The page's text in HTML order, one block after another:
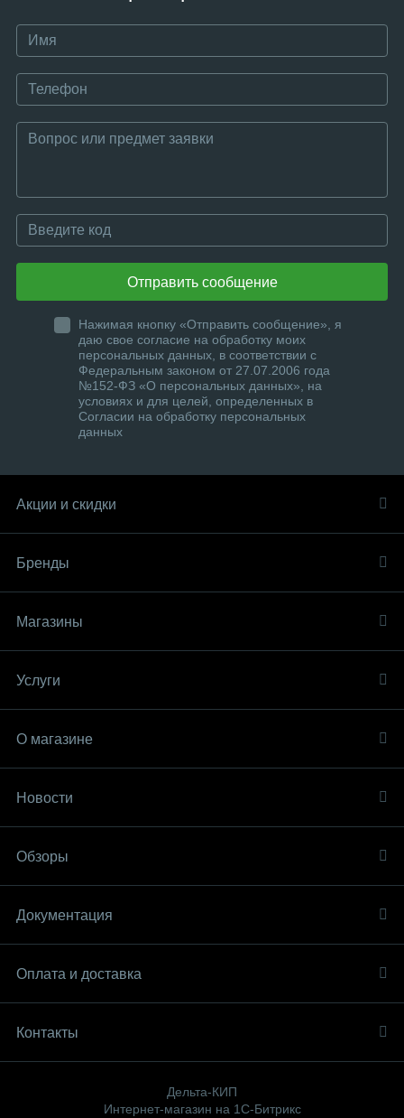
Отправить сообщение
Нажимая кнопку «Отправить сообщение», я
даю свое согласие на обработку моих
персональных данных, в соответствии с
Федеральным законом от 27.07.2006 года
№152-ФЗ «О персональных данных», на
условиях и для целей, определенных в
Согласии на обработку персональных
данных
Акции и скидки
Бренды
Магазины
Услуги
О магазине
Новости
Обзоры
Документация
Оплата и доставка
Контакты
Дельта-КИП
Интернет-магазин на 1С-Битрикс